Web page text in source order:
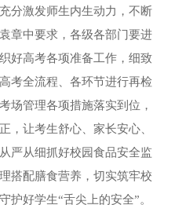
分激发师生内生动力，不断
章中要求，各级各部门要进
好高考各项准备工作，细致
考全流程、各环节进行再检
场管理各项措施落实到位，
，让考生舒心、家长安心、
严从细抓好校园食品安全监
搭配膳食营养，切实筑牢校
护好学生“舌尖上的安全”。